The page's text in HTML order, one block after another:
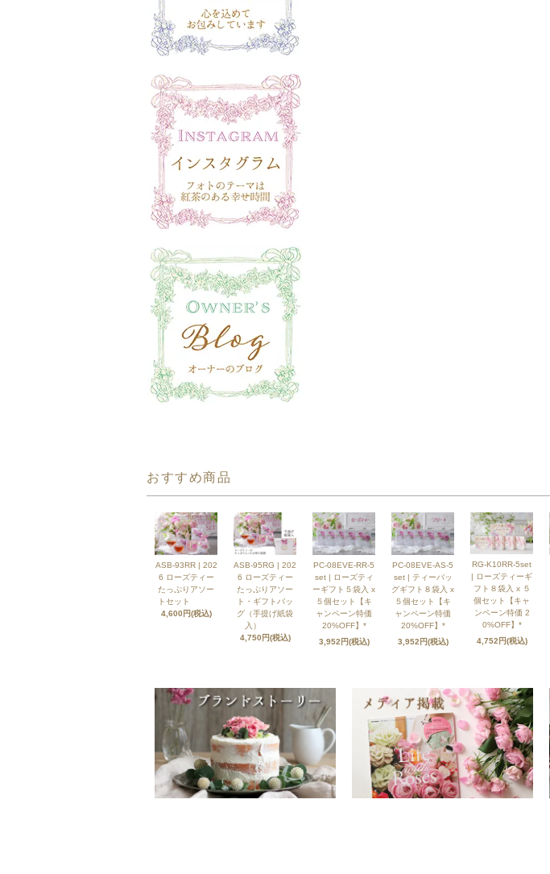
おすすめ商品
ASB-93RR | 202
6 ローズティー
たっぷりアソー
トセット
4,600円(税込)
ASB-95RG | 202
6 ローズティー
たっぷりアソー
ト・ギフトバッ
グ（手提げ紙袋
入）
4,750円(税込)
PC-08EVE-RR-5
set | ローズティ
ーギフト５袋入 x
５個セット【キ
ャンペーン特価
20%OFF】*
3,952円(税込)
PC-08EVE-AS-5
set | ティーバッ
グギフト８袋入 x
５個セット【キ
ャンペーン特価
20%OFF】*
3,952円(税込)
RG-K10RR-5set
| ローズティーギ
フト８袋入 x ５
個セット【キャ
ンペーン特価 2
0%OFF】*
4,752円(税込)